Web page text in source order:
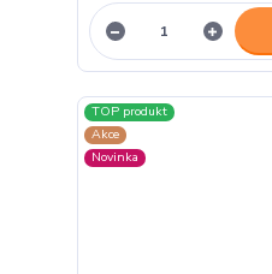
TOP produkt
Akce
Novinka